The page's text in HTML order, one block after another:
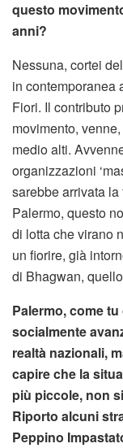
questo
anni?
Nessuna, cortei
in contemporanea
Fiori. Il contributo
movimento,
medio alti.
organizzazioni
sarebbe arrivata la
Palermo, questo
di lotta che virano
un fiorire, già
di Bhagwan,
Palermo, come
socialmente
realtà nazionali,
capire che la
più piccole, non
Riporto alcuni
Peppino